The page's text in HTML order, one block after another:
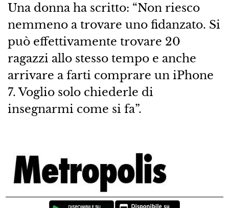
Una donna ha scritto: “Non riesco
nemmeno a trovare uno fidanzato. Si
può effettivamente trovare 20
ragazzi allo stesso tempo e anche
arrivare a farti comprare un iPhone
7. Voglio solo chiederle di
insegnarmi come si fa”.